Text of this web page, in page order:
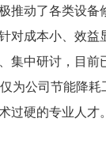
推动了各类设
对成本小、效益
集中研讨，目前
为公司节能降
过硬的专业人才。